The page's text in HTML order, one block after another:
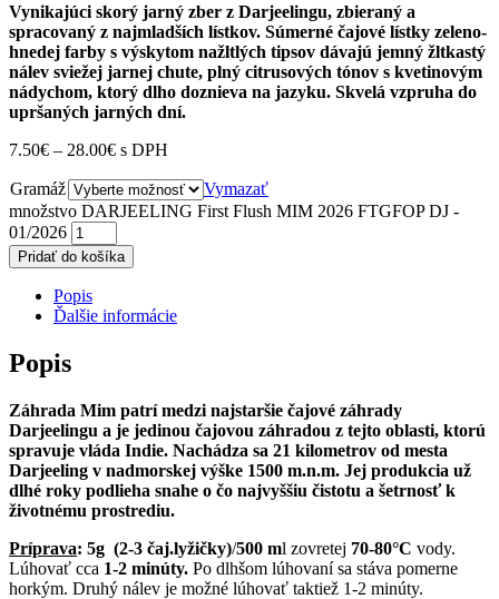
Vynikajúci skorý jarný zber z Darjeelingu, zbieraný a
spracovaný z najmladších lístkov. Súmerné čajové lístky zeleno-
hnedej farby s výskytom nažltlých tipsov dávajú jemný žltkastý
nálev sviežej jarnej chute, plný citrusových tónov s kvetinovým
nádychom, ktorý dlho doznieva na jazyku. Skvelá vzpruha do
upršaných jarných dní.
7.50€ – 28.00€ s DPH
Gramáž
Vymazať
množstvo DARJEELING First Flush MIM 2026 FTGFOP DJ -
01/2026
Pridať do košíka
Popis
Ďalšie informácie
Popis
Záhrada Mim patrí medzi najstaršie čajové záhrady
Darjeelingu a je jedinou čajovou záhradou z tejto oblasti, ktorú
spravuje vláda Indie. Nachádza sa 21 kilometrov od mesta
Darjeeling v nadmorskej výške 1500 m.n.m. Jej produkcia už
dlhé roky podlieha snahe o čo najvyššiu čistotu a šetrnosť k
životnému prostrediu.
Príprava: 5g (2-3 čaj.lyžičky)/500 ml zovretej 70-80°C vody.
Lúhovať cca 1-2 minúty. Po dlhšom lúhovaní sa stáva pomerne
horkým. Druhý nálev je možné lúhovať taktiež 1-2 minúty.